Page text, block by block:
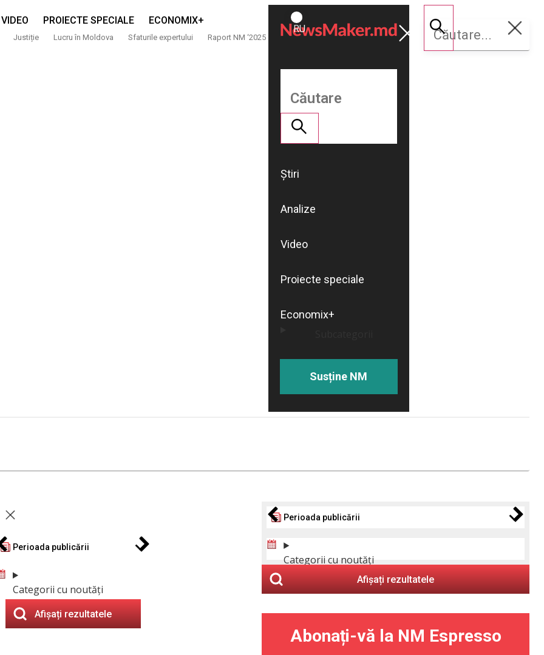
VIDEO PROIECTE SPECIALE ECONOMIX+
Justiție Lucru în Moldova Sfaturile expertului Raport NM ‘2025
ROMÂNĂ
RU
Susține
NM
Știri
Analize
Video
Proiecte speciale
Economix+
Susține NM
Perioada publicării
Categorii cu noutăți
Afișați rezultatele
Perioada publicării
Categorii cu noutăți
Afișați rezultatele
Abonați-vă la NM Espresso